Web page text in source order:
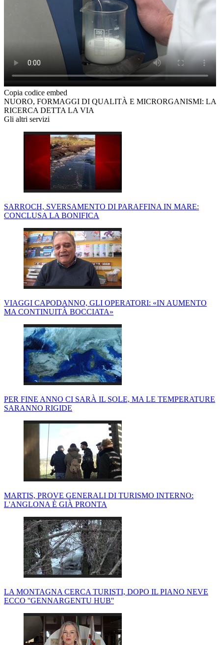
Copia codice embed
NUORO, FORMAGGI DI QUALITÀ E MICRORGANISMI: LA
RICERCA DETTA LA VIA
Gli altri servizi
SARROCH, SVERSAMENTO DI PARAFFINA IN MARE:
CONCLUSA LA BONIFICA
VIAGGI CAPODANNO, GLI OPERATORI: «IN AUMENTO
MA CONTINUITÀ BOCCIATA»
PER FINE ANNO CI SARÀ IL SOLE, MA LE TEMPERATURE
SARANNO RIGIDE
MARTIS, PROVE GENERALI DI TURISMO INTERNO:
L'ANGLONA È GIÀ PRONTA
LA MONTAGNA CERCA TURISTI, DOPO IL PIANO NEVE
ECCO ''GENNARGENTU HUB''